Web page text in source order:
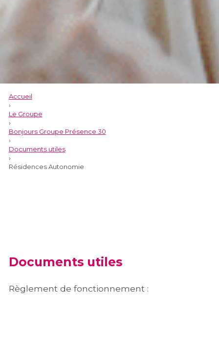
Accueil
›
Le Groupe
›
Bonjours Groupe Présence 30
›
Documents utiles
›
Résidences Autonomie
Documents utiles
Règlement de fonctionnement :